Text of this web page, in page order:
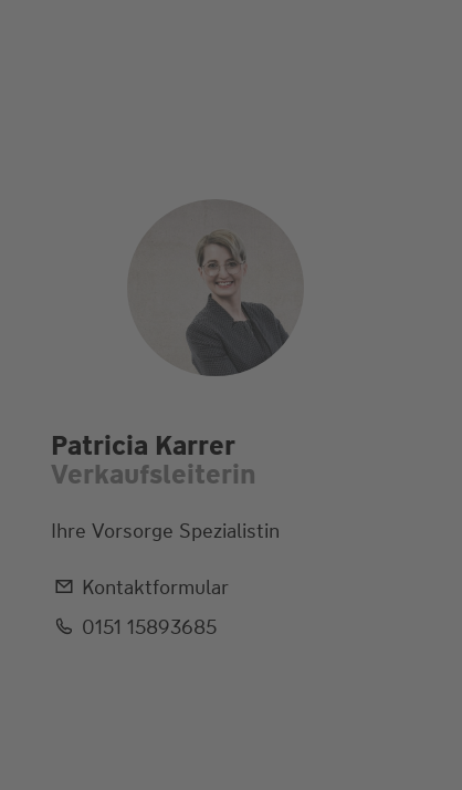
Patricia Karrer
Verkaufsleiterin
Ihre Vorsorge Spezialistin
Kontaktformular
0151 15893685